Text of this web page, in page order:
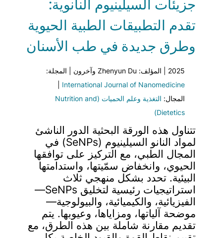
جزيئات السيلينيوم النانوية:
تقدم التطبيقات الطبية الحيوية
وطرق جديدة في طب الأسنان
2025 | المؤلف: Zhenyun Du وآخرون | المجلة:
International Journal of Nanomedicine
المجال:
التغذية وعلم الحميات (Nutrition and
Dietetics)
تتناول هذه الورقة البحثية الدور الناشئ
لمواد النانو السيلينيوم (SeNPs) في
المجال الطبي، مع التركيز على توافقها
الحيوي، وانخفاض سمّيتها، واستدامتها
البيئية. تحدد بشكل منهجي ثلاث
استراتيجيات رئيسية لتخليق SeNPs—
الفيزيائية، والكيميائية، والبيولوجية—
موضحة آلياتها، ومزاياها، وعيوبها. يتم
تقديم مقارنة شاملة بين هذه الطرق، مع